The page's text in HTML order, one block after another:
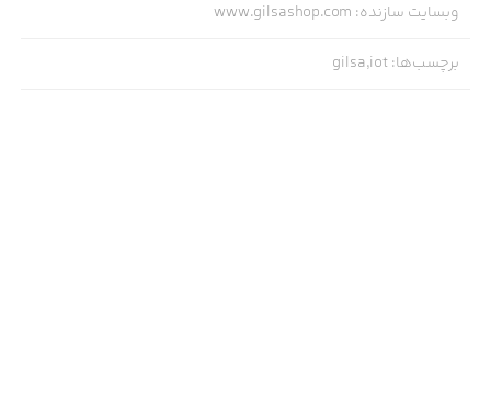
وبسایت سازنده:
www.gilsashop.com
برچسب‌ها:
gilsa,iot